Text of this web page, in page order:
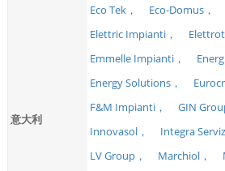
意大利
Eco Tek，
Eco-Domus，
Elettric Impianti，
Emmelle Impianti，
Energy Solutions，
F&M Impianti，
GIN
Innovasol，
Integra
LV Group，
Marchiol，